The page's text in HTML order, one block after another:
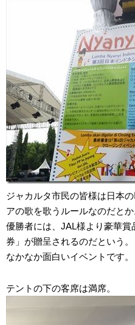
ジャカルタ市民の皆様は日本
アの歌を歌うルールなのだとか
優勝者には、JAL様より豪華
券」が贈呈されるのだという。
なかなか面白いイベントです。
テントの下の客席は満席。